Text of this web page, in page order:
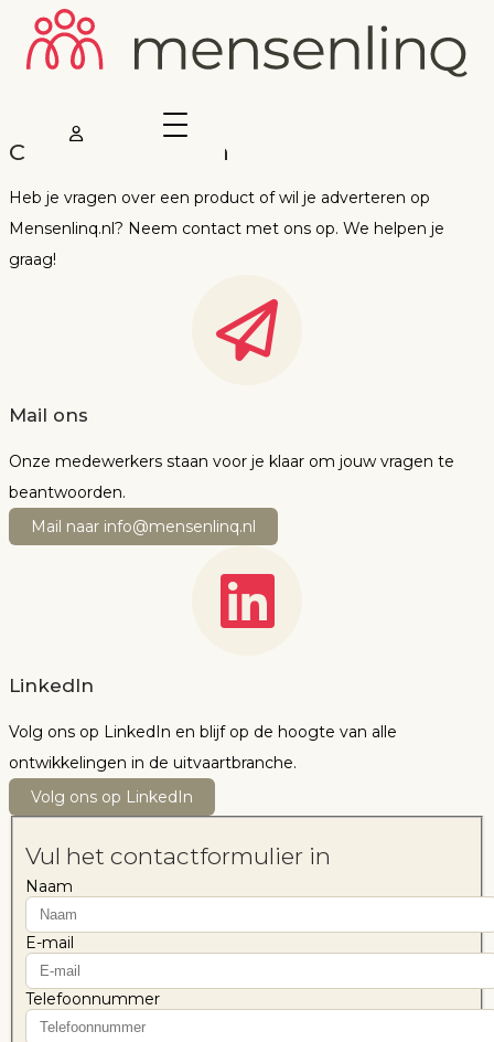
Contact opnemen
Heb je vragen over een product of wil je adverteren op
Mensenlinq.nl? Neem contact met ons op. We helpen je
graag!
Mail ons
Onze medewerkers staan voor je klaar om jouw vragen te
beantwoorden.
Mail naar info@mensenlinq.nl
LinkedIn
Volg ons op LinkedIn en blijf op de hoogte van alle
ontwikkelingen in de uitvaartbranche.
Volg ons op LinkedIn
Vul het contactformulier in
Naam
E-mail
Telefoonnummer